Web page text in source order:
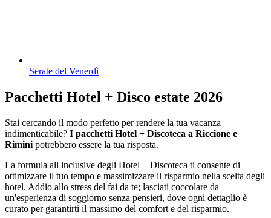
Serate del Venerdì
Pacchetti Hotel + Disco estate 2026
Stai cercando il modo perfetto per rendere la tua vacanza
indimenticabile? I pacchetti Hotel + Discoteca a Riccione e
Rimini potrebbero essere la tua risposta.
La formula all inclusive degli Hotel + Discoteca ti consente di
ottimizzare il tuo tempo e massimizzare il risparmio nella scelta degli
hotel. Addio allo stress del fai da te; lasciati coccolare da
un'esperienza di soggiorno senza pensieri, dove ogni dettaglio è
curato per garantirti il massimo del comfort e del risparmio.